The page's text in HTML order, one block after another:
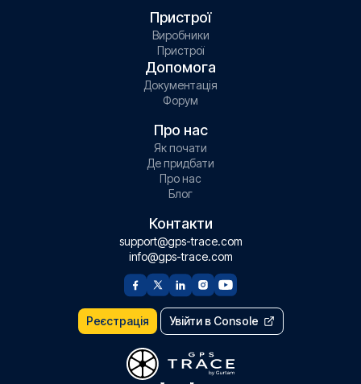
Пристрої
Виробники
Пристрої
Допомога
Документація
Форум
Про нас
Як почати
Де придбати
Про нас
Блог
Контакти
support@gps-trace.com
info@gps-trace.com
Реєстрація Увійти в Console